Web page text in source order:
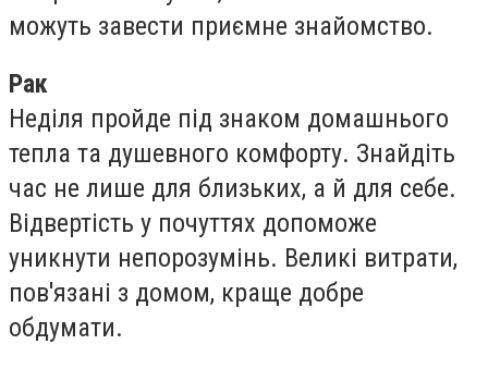
можуть завести приємне знайомство.
Рак
Неділя пройде під знаком домашнього
тепла та душевного комфорту. Знайдіть
час не лише для близьких, а й для себе.
Відвертість у почуттях допоможе
уникнути непорозумінь. Великі витрати,
пов'язані з домом, краще добре
обдумати.